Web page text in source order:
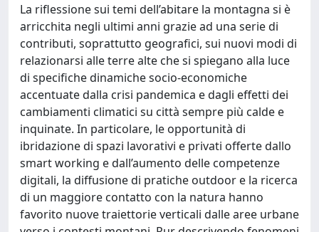
La riflessione sui temi dell’abitare la montagna si è
arricchita negli ultimi anni grazie ad una serie di
contributi, soprattutto geografici, sui nuovi modi di
relazionarsi alle terre alte che si spiegano alla luce
di specifiche dinamiche socio-economiche
accentuate dalla crisi pandemica e dagli effetti dei
cambiamenti climatici su città sempre più calde e
inquinate. In particolare, le opportunità di
ibridazione di spazi lavorativi e privati offerte dallo
smart working e dall’aumento delle competenze
digitali, la diffusione di pratiche outdoor e la ricerca
di un maggiore contatto con la natura hanno
favorito nuove traiettorie verticali dalle aree urbane